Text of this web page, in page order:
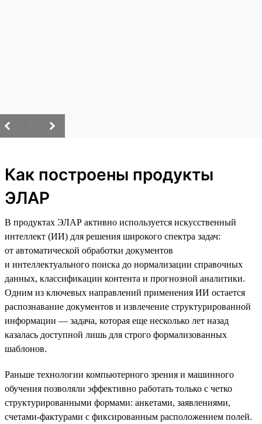
Как построены продукты
ЭЛАР
В продуктах ЭЛАР активно используется искусственный
интеллект (ИИ) для решения широкого спектра задач:
от автоматической обработки документов
и интеллектуального поиска до нормализации справочных
данных, классификации контента и прогнозной аналитики.
Одним из ключевых направлений применения ИИ остается
распознавание документов и извлечение структурированной
информации — задача, которая еще несколько лет назад
казалась доступной лишь для строго формализованных
шаблонов.
Раньше технологии компьютерного зрения и машинного
обучения позволяли эффективно работать только с четко
структурированными формами: анкетами, заявлениями,
счетами-фактурами с фиксированным расположением полей.